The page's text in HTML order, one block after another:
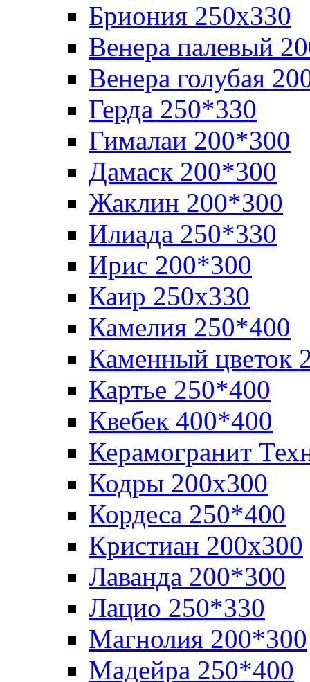
Бриония 250х330
Венера палевый
Венера голубая
Герда 250*330
Гималаи 200*300
Дамаск 200*300
Жаклин 200*300
Илиада 250*330
Ирис 200*300
Каир 250х330
Камелия 250*400
Каменный цветок
Картье 250*400
Квебек 400*400
Керамогранит
Кодры 200х300
Кордеса 250*400
Кристиан 200х300
Лаванда 200*300
Лацио 250*330
Магнолия 200*300
Мадейра 250*400